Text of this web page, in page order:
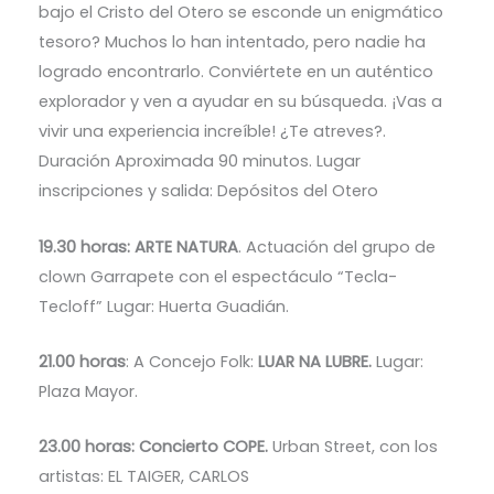
bajo el Cristo del Otero se esconde un enigmático
tesoro? Muchos lo han intentado, pero nadie ha
logrado encontrarlo. Conviértete en un auténtico
explorador y ven a ayudar en su búsqueda. ¡Vas a
vivir una experiencia increíble! ¿Te atreves?.
Duración Aproximada 90 minutos. Lugar
inscripciones y salida: Depósitos del Otero
19.30 horas: ARTE NATURA. Actuación del grupo de
clown Garrapete con el espectáculo “Tecla-
Tecloff” Lugar: Huerta Guadián.
21.00 horas: A Concejo Folk: LUAR NA LUBRE.Lugar:
Plaza Mayor.
23.00 horas: Concierto COPE.Urban Street, con los
artistas: EL TAIGER, CARLOS